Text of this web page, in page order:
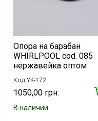
Опора на барабан
WHIRLPOOL cod. 085
нержавейка оптом
Код YK-172
1050,00 грн.
В наличии